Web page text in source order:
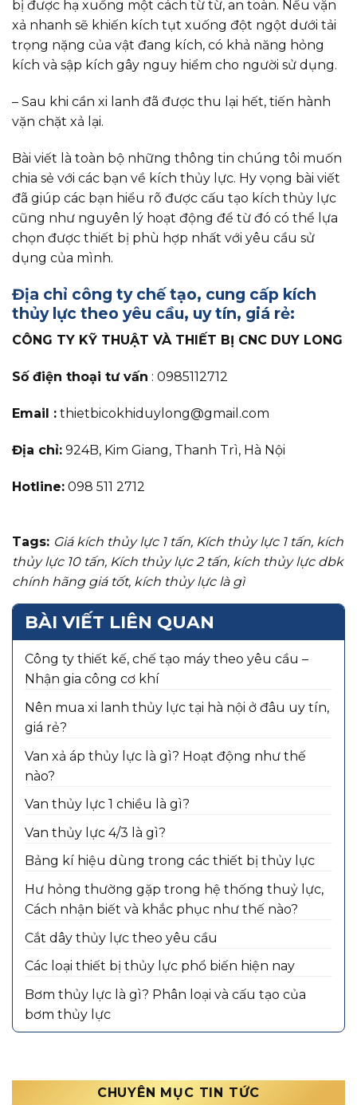
bị được hạ xuống một cách từ từ, an toàn. Nếu vặn
xả nhanh sẽ khiến kích tụt xuống đột ngột dưới tải
trọng nặng của vật đang kích, có khả năng hỏng
kích và sập kích gây nguy hiểm cho người sử dụng.
– Sau khi cần xi lanh đã được thu lại hết, tiến hành
vặn chặt xả lại.
Bài viết là toàn bộ những thông tin chúng tôi muốn
chia sẻ với các bạn về kích thủy lực. Hy vọng bài viết
đã giúp các bạn hiểu rõ được cấu tạo kích thủy lực
cũng như nguyên lý hoạt động để từ đó có thể lựa
chọn được thiết bị phù hợp nhất với yêu cầu sử
dụng của mình.
Địa chỉ công ty chế tạo, cung cấp kích
thủy lực theo yêu cầu, uy tín, giá rẻ:
CÔNG TY KỸ THUẬT VÀ THIẾT BỊ CNC DUY LONG
Số điện thoại tư vấn : 0985112712
Email : thietbicokhiduylong@gmail.com
Địa chỉ: 924B, Kim Giang, Thanh Trì, Hà Nội
Hotline: 098 511 2712
Tags: Giá kích thủy lực 1 tấn, Kích thủy lực 1 tấn, kích
thủy lực 10 tấn, Kích thủy lực 2 tấn, kích thủy lực dbk
chính hãng giá tốt, kích thủy lực là gì
BÀI VIẾT LIÊN QUAN
Công ty thiết kế, chế tạo máy theo yêu cầu –
Nhận gia công cơ khí
Nên mua xi lanh thủy lực tại hà nội ở đâu uy tín,
giá rẻ?
Van xả áp thủy lực là gì? Hoạt động như thế
nào?
Van thủy lực 1 chiều là gì?
Van thủy lực 4/3 là gì?
Bảng kí hiệu dùng trong các thiết bị thủy lực
Hư hỏng thường gặp trong hệ thống thuỷ lực,
Cách nhận biết và khắc phục như thế nào?
Cắt dây thủy lực theo yêu cầu
Các loại thiết bị thủy lực phổ biến hiện nay
Bơm thủy lực là gì? Phân loại và cấu tạo của
bơm thủy lực
CHUYÊN MỤC TIN TỨC